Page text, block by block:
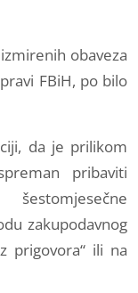
obaveza
FBiH, po bilo
da je prilikom
pribaviti
zakupodavnog
prigovora“ ili na